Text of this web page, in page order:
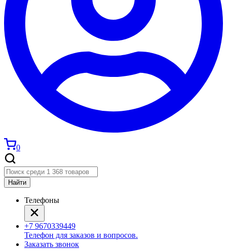
0
Найти
Телефоны
+7 9670339449
Телефон для заказов и вопросов.
Заказать звонок